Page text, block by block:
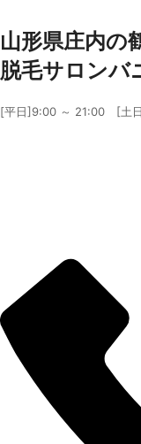
山形県庄内の
脱毛サロンバ
[平日]9:00 ～ 21:00 [土